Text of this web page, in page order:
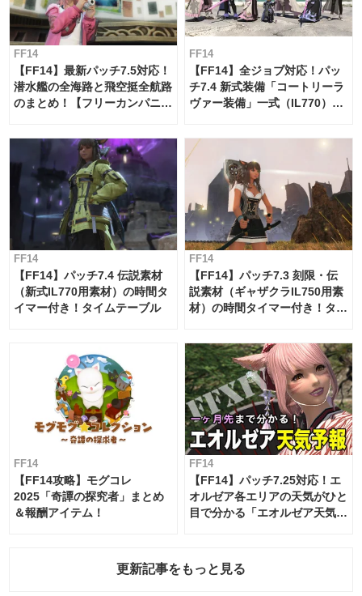
FF14
【FF14】最新パッチ7.5対応！
潜水艦の全海路と飛空挺全航路
のまとめ！【フリーカンパニ
FF14
【FF14】全ジョブ対応！パッ
チ7.4 新式装備「コートリーラ
ヴァー装備」一式（IL770）の
FF14
【FF14】パッチ7.4 伝説素材
（新式IL770用素材）の時間タ
イマー付き！タイムテーブル
FF14
【FF14】パッチ7.3 刻限・伝
説素材（ギャザクラIL750用素
材）の時間タイマー付き！タイ
FF14
【FF14攻略】モグコレ
2025「奇譚の探究者」まとめ
＆報酬アイテム！
FF14
【FF14】パッチ7.25対応！エ
オルゼア各エリアの天気がひと
目で分かる「エオルゼア天気予
更新記事をもっと見る